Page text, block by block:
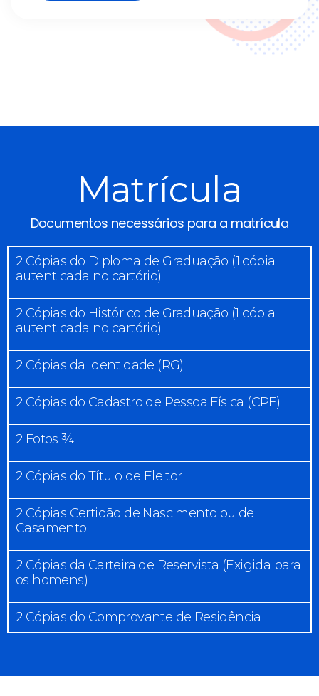
Matrícula
Documentos necessários para a matrícula
2 Cópias do Diploma de Graduação (1 cópia
autenticada no cartório)
2 Cópias do Histórico de Graduação (1 cópia
autenticada no cartório)
2 Cópias da Identidade (RG)
2 Cópias do Cadastro de Pessoa Física (CPF)
2 Fotos ¾
2 Cópias do Título de Eleitor
2 Cópias Certidão de Nascimento ou de
Casamento
2 Cópias da Carteira de Reservista (Exigida para
os homens)
2 Cópias do Comprovante de Residência